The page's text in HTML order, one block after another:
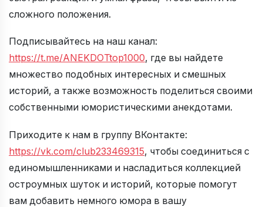
сложного положения.
Подписывайтесь на наш канал:
https://t.me/ANEKDOTtop1000, где вы найдете
множество подобных интересных и смешных
историй, а также возможность поделиться своими
собственными юмористическими анекдотами.
Приходите к нам в группу ВКонтакте:
https://vk.com/club233469315, чтобы соединиться с
единомышленниками и насладиться коллекцией
остроумных шуток и историй, которые помогут
вам добавить немного юмора в вашу